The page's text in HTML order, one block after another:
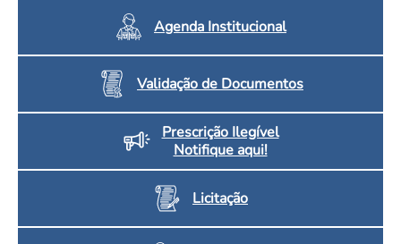
Agenda Institucional
Validação de Documentos
Prescrição Ilegível
Notifique aqui!
Licitação